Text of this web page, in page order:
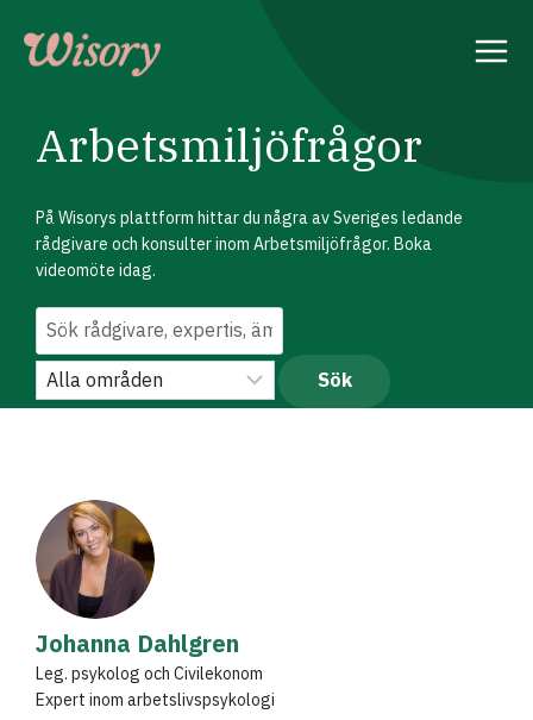
content
Arbetsmiljöfrågor
På Wisorys plattform hittar du några av Sveriges ledande
rådgivare och konsulter inom Arbetsmiljöfrågor. Boka
videomöte idag.
Johanna Dahlgren
Leg. psykolog och Civilekonom
Expert inom arbetslivspsykologi